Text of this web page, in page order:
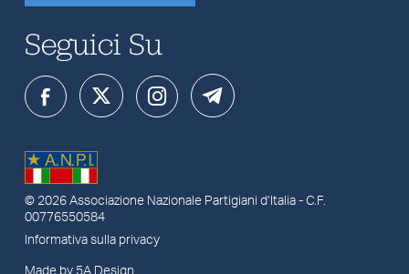
Seguici Su
© 2026 Associazione Nazionale Partigiani d’Italia- C.F.
00776550584
Informativa sulla privacy
Made by 5A Design